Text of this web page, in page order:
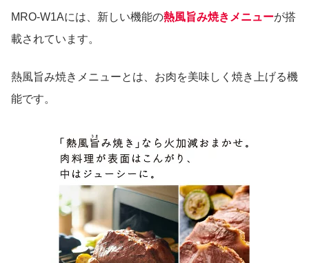
MRO-W1Aには、新しい機能の熱風旨み焼きメニューが搭
載されています。
熱風旨み焼きメニューとは、お肉を美味しく焼き上げる機
能です。